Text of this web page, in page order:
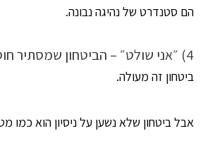
הם סטנדרט של נהיגה נבונה.
4) ״אני שולט״ – הביטחון שמסתיר חוסר ניסיון
ביטחון זה מעולה.
אבל ביטחון שלא נשען על ניסיון הוא כמו